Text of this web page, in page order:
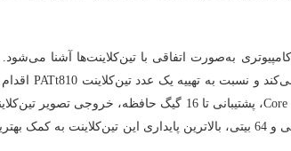
به‌صورت اتفاقی با تین‌کلاینت‌ها آشنا
و نسبت به تهییه یک عددتین‌کلاینت PAT‌t810
، پشتیبانی تا 16 گیگ حافظه، خروجی تصویر
، بالاترین پایداری این تین‌کلاینت به کمک